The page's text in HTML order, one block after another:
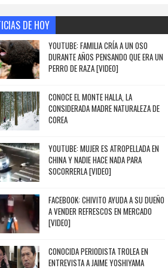
DE HOY
YOUTUBE: FAMILIA CRÍA A UN OSO
DURANTE AÑOS PENSANDO QUE ERA UN
PERRO DE RAZA [VIDEO]
CONOCE EL MONTE HALLA, LA
CONSIDERADA MADRE NATURALEZA DE
COREA
YOUTUBE: MUJER ES ATROPELLADA EN
CHINA Y NADIE HACE NADA PARA
SOCORRERLA [VIDEO]
FACEBOOK: CHIVITO AYUDA A SU DUEÑO
A VENDER REFRESCOS EN MERCADO
[VIDEO]
CONOCIDA PERIODISTA TROLEA EN
ENTREVISTA A JAIME YOSHIYAMA